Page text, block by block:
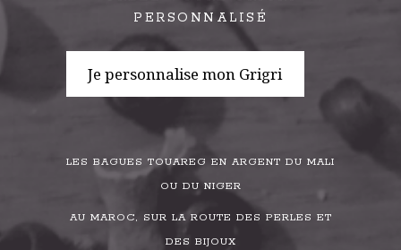
PERSONNALISÉ
Je personnalise mon Grigri
LES BAGUES TOUAREG EN ARGENT DU MALI
OU DU NIGER
AU MAROC, SUR LA ROUTE DES PERLES ET
DES BIJOUX